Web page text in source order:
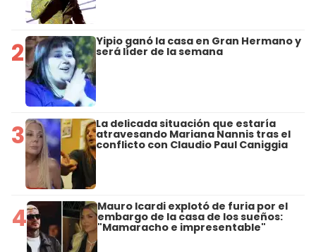
2 Yipio ganó la casa en Gran Hermano y
será líder de la semana
3 La delicada situación que estaría
atravesando Mariana Nannis tras el
conflicto con Claudio Paul Caniggia
4 Mauro Icardi explotó de furia por el
embargo de la casa de los sueños:
"Mamaracho e impresentable"